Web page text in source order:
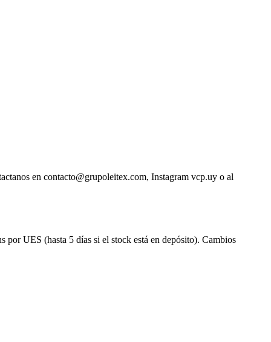
en contacto@grupoleitex.com, Instagram vcp.uy o al
UES (hasta 5 días si el stock está en depósito). Cambios